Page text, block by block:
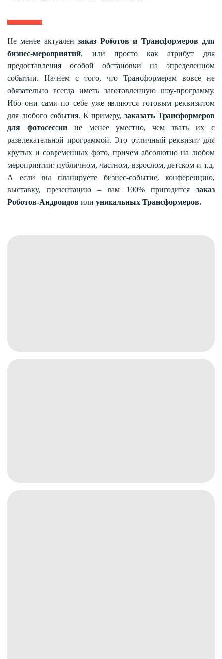
Не менее актуалензаказ Роботов и Трансформеров для
бизнес-мероприятий, или просто как атрибут для
предоставления особой обстановки на определенном
событии. Начнем с того, что Трансформерам вовсе не
обязательно всегда иметь заготовленную шоу-программу.
Ибо они сами по себе уже являются готовым реквизитом
для любого события. К примеру,заказать Трансформеров
для фотосессии не менее уместно, чем звать их с
развлекательной программой. Это отличный реквизит для
крутых и современных фото, причем абсолютно на любом
мероприятии: публичном, частном, взрослом, детском и т.д.
А если вы планируете бизнес-событие, конференцию,
выставку, презентацию – вам 100% пригодится заказ
Роботов-Андроидов или уникальных Трансформеров.